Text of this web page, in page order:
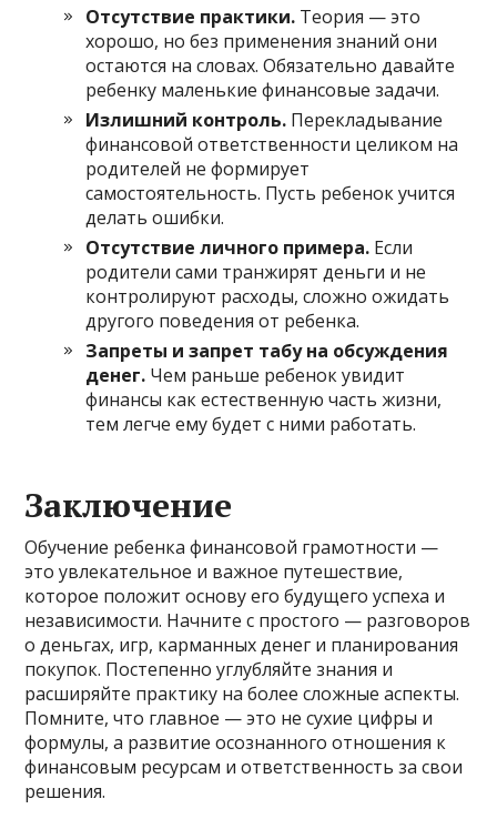
Отсутствие практики. Теория — это
хорошо, но без применения знаний они
остаются на словах. Обязательно давайте
ребенку маленькие финансовые задачи.
Излишний контроль. Перекладывание
финансовой ответственности целиком на
родителей не формирует
самостоятельность. Пусть ребенок учится
делать ошибки.
Отсутствие личного примера. Если
родители сами транжирят деньги и не
контролируют расходы, сложно ожидать
другого поведения от ребенка.
Запреты и запрет табу на обсуждения
денег. Чем раньше ребенок увидит
финансы как естественную часть жизни,
тем легче ему будет с ними работать.
Заключение
Обучение ребенка финансовой грамотности —
это увлекательное и важное путешествие,
которое положит основу его будущего успеха и
независимости. Начните с простого — разговоров
о деньгах, игр, карманных денег и планирования
покупок. Постепенно углубляйте знания и
расширяйте практику на более сложные аспекты.
Помните, что главное — это не сухие цифры и
формулы, а развитие осознанного отношения к
финансовым ресурсам и ответственность за свои
решения.